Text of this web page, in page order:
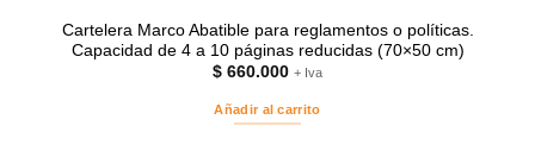
Cartelera Marco Abatible para reglamentos o políticas.
Capacidad de 4 a 10 páginas reducidas (70×50 cm)
$ 660.000 + Iva
Añadir al carrito